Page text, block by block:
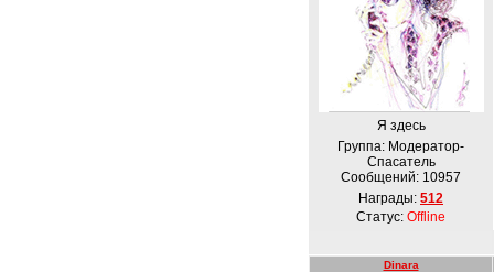
Я здесь
Группа: Модератор-
Спасатель
Сообщений: 10957
Награды: 512
Статус: Offline
Dinara